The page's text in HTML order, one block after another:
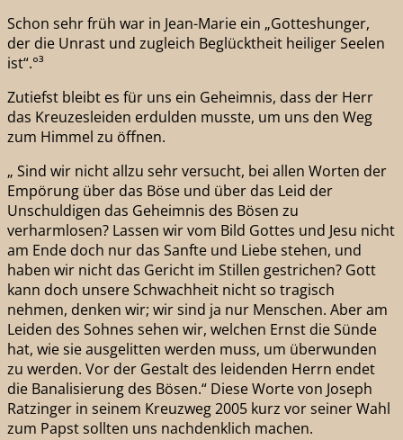
Schon sehr früh war in Jean-Marie ein „Gotteshunger,
der die Unrast und zugleich Beglücktheit heiliger Seelen
ist“.°³
Zutiefst bleibt es für uns ein Geheimnis, dass der Herr
das Kreuzesleiden erdulden musste, um uns den Weg
zum Himmel zu öffnen.
„ Sind wir nicht allzu sehr versucht, bei allen Worten der
Empörung über das Böse und über das Leid der
Unschuldigen das Geheimnis des Bösen zu
verharmlosen? Lassen wir vom Bild Gottes und Jesu nicht
am Ende doch nur das Sanfte und Liebe stehen, und
haben wir nicht das Gericht im Stillen gestrichen? Gott
kann doch unsere Schwachheit nicht so tragisch
nehmen, denken wir; wir sind ja nur Menschen. Aber am
Leiden des Sohnes sehen wir, welchen Ernst die Sünde
hat, wie sie ausgelitten werden muss, um überwunden
zu werden. Vor der Gestalt des leidenden Herrn endet
die Banalisierung des Bösen.“ Diese Worte von Joseph
Ratzinger in seinem Kreuzweg 2005 kurz vor seiner Wahl
zum Papst sollten uns nachdenklich machen.